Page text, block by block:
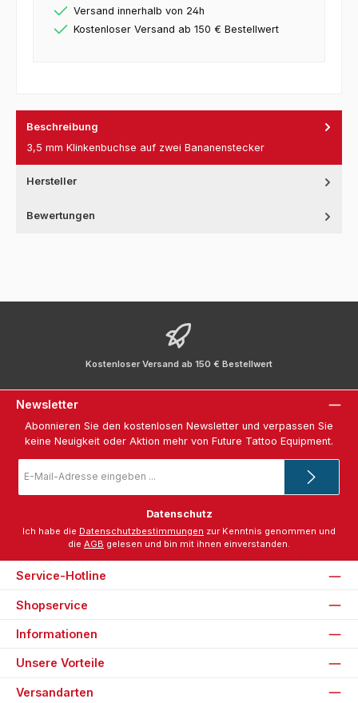
Versand innerhalb von 24h
Kostenloser Versand ab 150 € Bestellwert
Beschreibung
3,5 mm Klinkenbuchse auf zwei Bananenstecker
Hersteller
Bewertungen
Kostenloser Versand ab 150 € Bestellwert
Newsletter
Abonnieren Sie den kostenlosen Newsletter und verpassen Sie
keine Neuigkeit oder Aktion mehr von Future Tattoo Equipment.
Mail-
*
Datenschutz
Ich habe die Datenschutzbestimmungen zur Kenntnis genommen und
die AGB gelesen und bin mit ihnen einverstanden.
Service-Hotline
Shopservice
Informationen
Unsere Vorteile
Versandarten